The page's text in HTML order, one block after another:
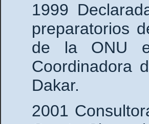
1999
preparatorios
de la ONU
Coordinadora
Dakar.
2001